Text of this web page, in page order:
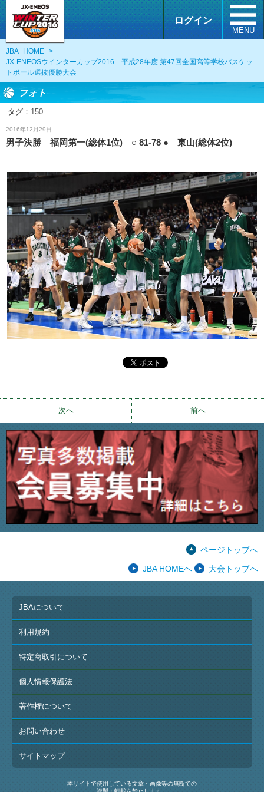
ログイン
MENU
JBA_HOME
>
JX-ENEOSウインターカップ2016 平成28年度 第47回全国高等学校バスケッ
トボール選抜優勝大会
フォト
タグ： 150
2016年12月29日
男子決勝 福岡第一(総体1位) ○ 81-78 ● 東山(総体2位)
次へ 前へ
ページトップへ
JBA HOMEへ
大会トップへ
JBAについて
利用規約
特定商取引について
個人情報保護法
著作権について
お問い合わせ
サイトマップ
本サイトで使用している文章・画像等の無断での